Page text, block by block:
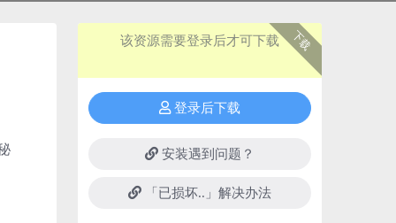
下载
该资源需要登录后才可下载
登录后下载
安装遇到问题？
「已损坏..」解决办法